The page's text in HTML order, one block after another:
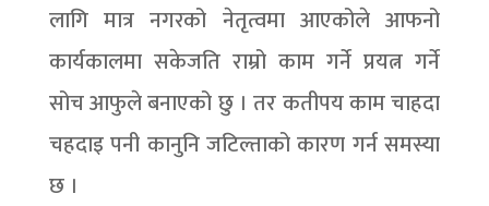
लागि मात्र नगरको नेतृत्वमा आएकोले आफनो
कार्यकालमा सकेजति राम्रो काम गर्ने प्रयत्न गर्ने
सोच आफुले बनाएको छु । तर कतीपय काम चाहदा
चहदाइ पनी कानुनि जटिल्ताको कारण गर्न समस्या
छ ।